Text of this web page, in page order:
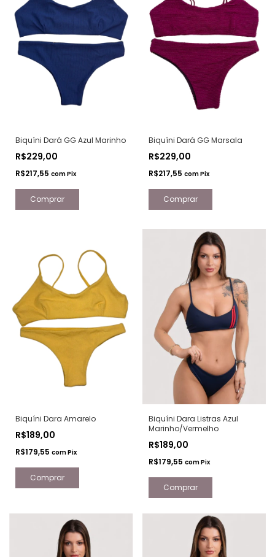
Biquíni Dará GG Azul Marinho
R$229,00
R$217,55 comPix
Biquíni Dará GG Marsala
R$229,00
R$217,55 comPix
Biquíni Dara Amarelo
R$189,00
R$179,55 comPix
Comprar
Biquíni Dara Listras Azul
Marinho/Vermelho
R$189,00
R$179,55 comPix
Comprar